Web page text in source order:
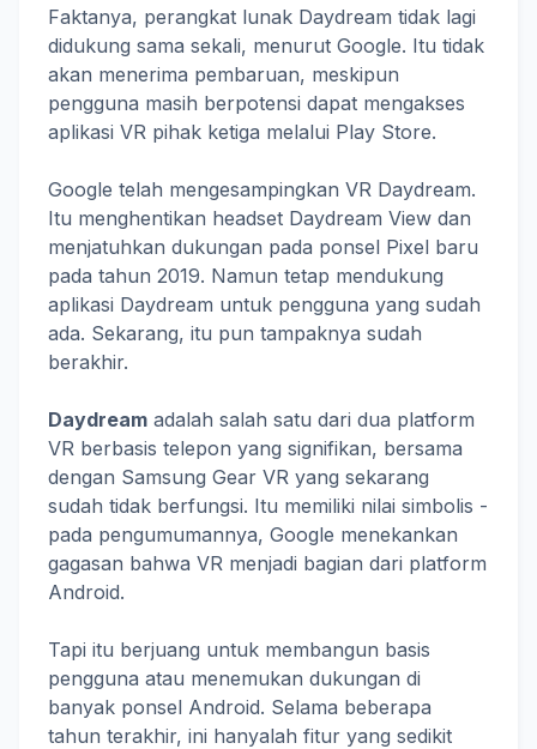
Faktanya, perangkat lunak Daydream tidak lagi
didukung sama sekali, menurut Google. Itu tidak
akan menerima pembaruan, meskipun
pengguna masih berpotensi dapat mengakses
aplikasi VR pihak ketiga melalui Play Store.
Google telah mengesampingkan VR Daydream.
Itu menghentikan headset Daydream View dan
menjatuhkan dukungan pada ponsel Pixel baru
pada tahun 2019. Namun tetap mendukung
aplikasi Daydream untuk pengguna yang sudah
ada. Sekarang, itu pun tampaknya sudah
berakhir.
Daydream adalah salah satu dari dua platform
VR berbasis telepon yang signifikan, bersama
dengan Samsung Gear VR yang sekarang
sudah tidak berfungsi. Itu memiliki nilai simbolis -
pada pengumumannya, Google menekankan
gagasan bahwa VR menjadi bagian dari platform
Android.
Tapi itu berjuang untuk membangun basis
pengguna atau menemukan dukungan di
banyak ponsel Android. Selama beberapa
tahun terakhir, ini hanyalah fitur yang sedikit